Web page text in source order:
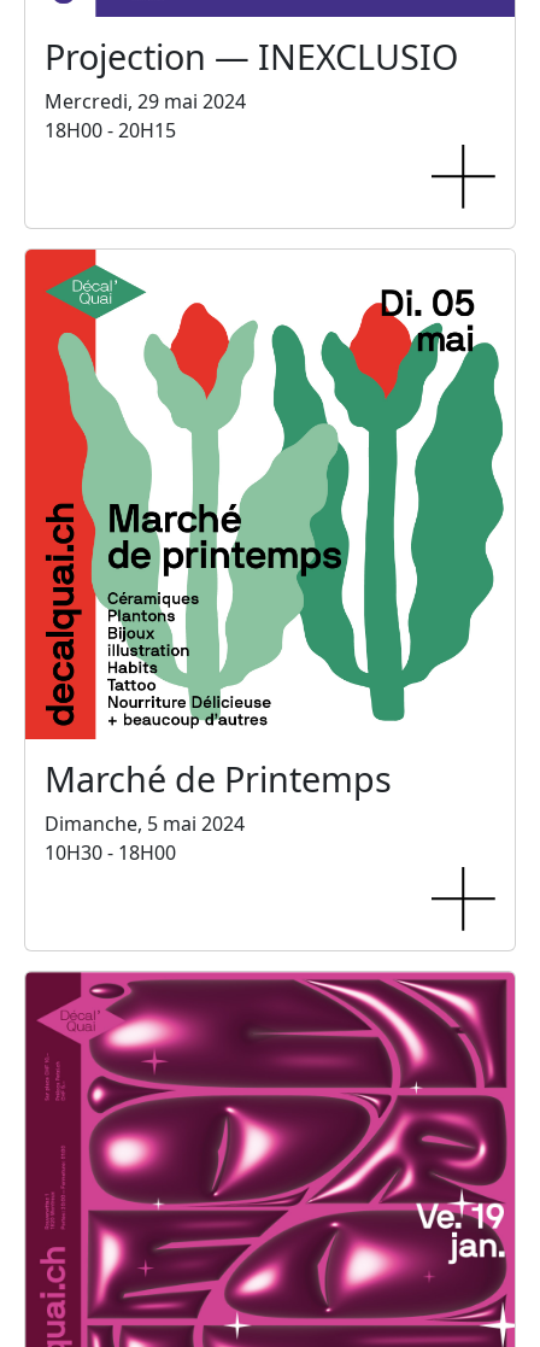
Projection — INEXCLUSIO
Mercredi, 29 mai 2024
18H00 - 20H15
Marché de Printemps
Dimanche, 5 mai 2024
10H30 - 18H00